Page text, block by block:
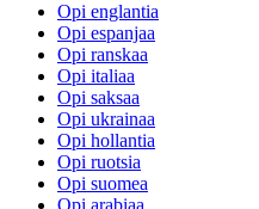
Opi englantia
Opi espanjaa
Opi ranskaa
Opi italiaa
Opi saksaa
Opi ukrainaa
Opi hollantia
Opi ruotsia
Opi suomea